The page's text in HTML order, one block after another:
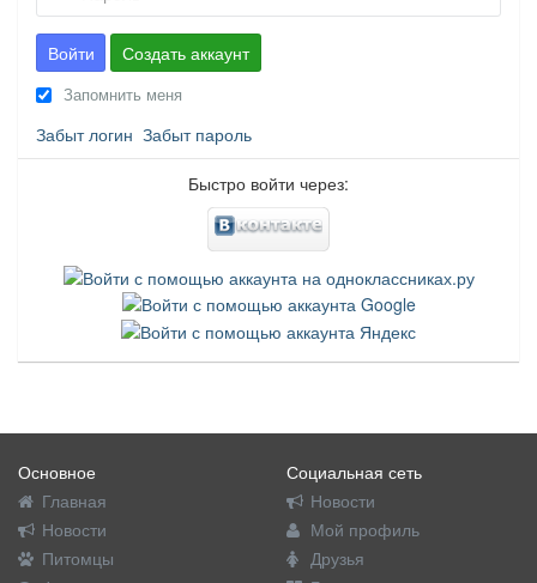
Войти Создать аккаунт
Запомнить меня
Забыт логин Забыт пароль
Быстро войти через:
Основное
Главная
Новости
Питомцы
Социальная сеть
Новости
Мой профиль
Друзья